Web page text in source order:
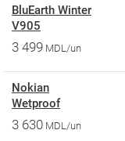
BluEarth Winter
V905
3 499 MDL/un
Nokian
Wetproof
3 630 MDL/un